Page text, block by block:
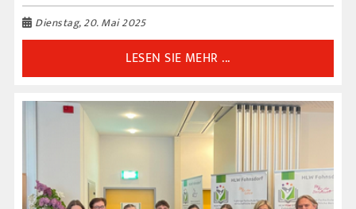
Dienstag, 20. Mai 2025
LESEN SIE MEHR ...